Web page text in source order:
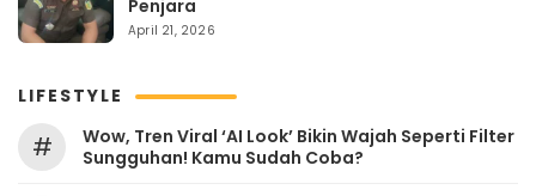
Penjara
April 21, 2026
LIFESTYLE
#
Wow, Tren Viral ‘AI Look’ Bikin Wajah Seperti Filter
Sungguhan! Kamu Sudah Coba?